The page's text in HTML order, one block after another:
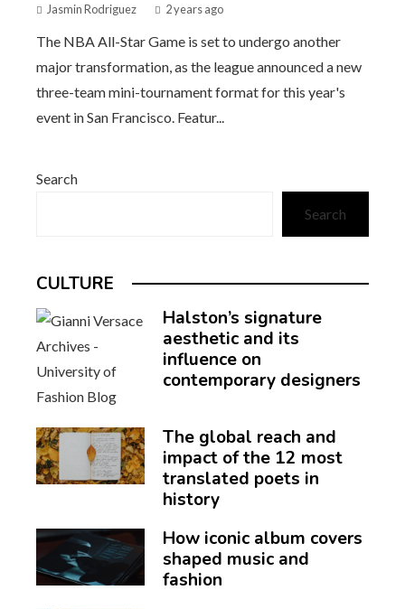
Jasmin Rodriguez 2 years ago
The NBA All-Star Game is set to undergo another
major transformation, as the league announced a new
three-team mini-tournament format for this year's
event in San Francisco. Featur...
Search
Search
CULTURE
Halston’s signature
aesthetic and its
influence on
contemporary designers
The global reach and
impact of the 12 most
translated poets in
history
How iconic album covers
shaped music and
fashion